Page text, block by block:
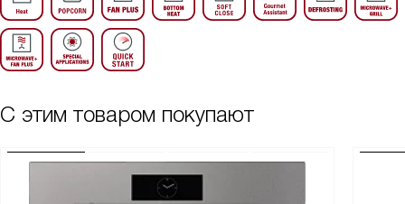
С этим товаром покупают